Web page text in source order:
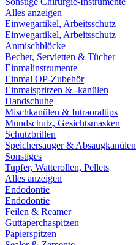
Alles anzeigen
Einwegartikel, Arbeitsschutz
Einwegartikel, Arbeitsschutz
Anmischblöcke
Becher, Servietten & Tücher
Einmalinstrumente
Einmal OP-Zubehör
Einmalspritzen & -kanülen
Handschuhe
Mischkanülen & Intraoraltips
Mundschutz, Gesichtsmasken
Schutzbrillen
Speichersauger & Absaugkanülen
Sonstiges
Tupfer, Watterollen, Pellets
Alles anzeigen
Endodontie
Endodontie
Feilen & Reamer
Guttaperchaspitzen
Papierspitzen